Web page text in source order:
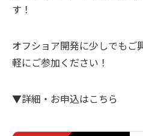
す！
オフショア開発に少しでもご
軽にご参加ください！
▼詳細・お申込はこちら